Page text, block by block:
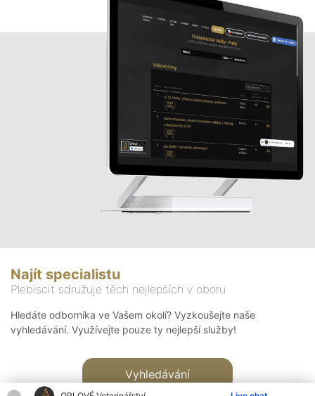
Najít specialistu
Plebiscit sdružuje těch nejlepších v oboru
Hledáte odborníka ve Vašem okolí? Vyzkoušejte naše
vyhledávání. Využívejte pouze ty nejlepší služby!
Vyhledávání